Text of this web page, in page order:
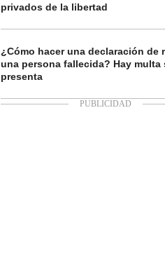
privados de la libertad
¿Cómo hacer una declaración de
una persona fallecida? Hay multa
presenta